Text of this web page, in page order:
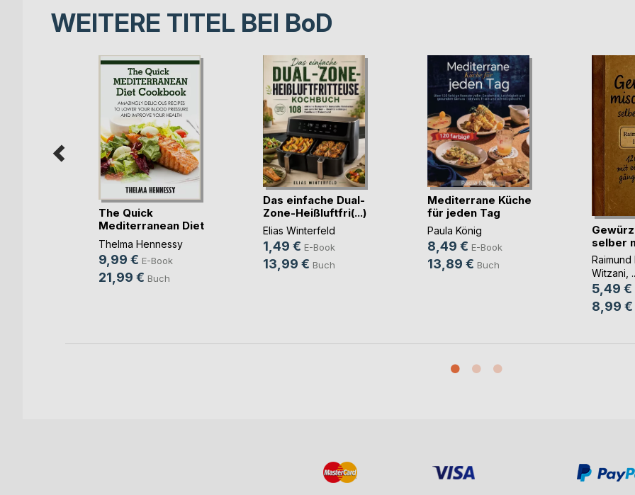
WEITERE TITEL BEI BoD
The Quick
Mediterranean Diet
Cookbook
Thelma Hennessy
9,99 € E-Book
21,99 € Buch
Das einfache Dual-
Zone-Heißluftfri(...)
Elias Winterfeld
1,49 € E-Book
13,99 € Buch
Mediterrane Küche
für jeden Tag
Paula König
8,49 € E-Book
13,89 € Buch
selber
Raimund
Witzani ,
5,49 €
8,99 €